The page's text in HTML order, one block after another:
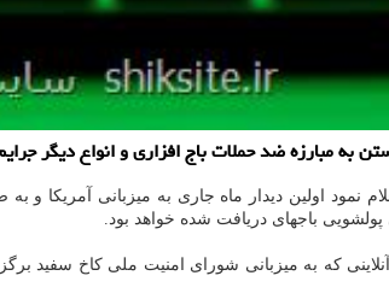
نمود اولین دیدار ماه جاری به میزبانی آمریکا
باجهای دریافت شده خواهد بود.
که به میزبانی شورای امنیت ملی کاخ سفید